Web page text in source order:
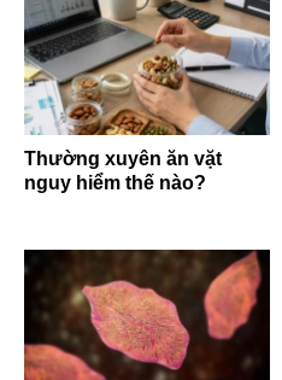
Thường xuyên ăn vặt
nguy hiểm thế nào?